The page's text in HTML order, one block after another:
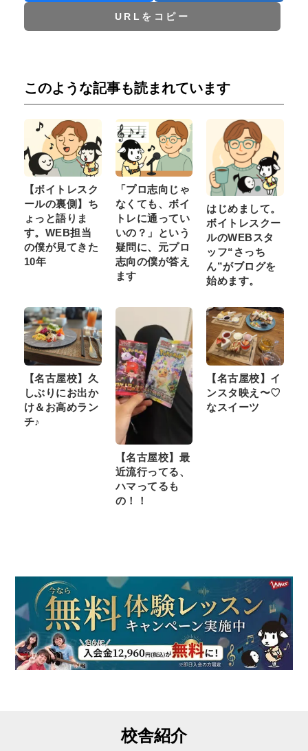
URLをコピー
このような記事も読まれています
【ボイトレスク
ールの裏側】ち
ょっと語りま
す。WEB担当
の僕が見てきた
10年
「プロ志向じゃ
なくても、ボイ
トレに通ってい
いの？」という
疑問に、元プロ
志向の僕が答え
ます
はじめまして。
ボイトレスクー
ルのWEBスタ
ッフ“さっち
ん”がブログを
始めます。
【名古屋校】久
しぶりにお出か
け＆お高めラン
チ♪
【名古屋校】最
近流行ってる、
ハマってるも
の！！
【名古屋校】イ
ンスタ映え〜♡
なスイーツ
校舎紹介